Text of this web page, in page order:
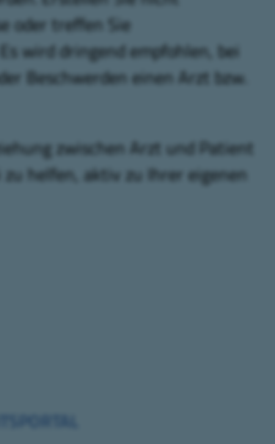
oder treffen Sie
wird dringend empfohlen, bei
Beschwerden einen Arzt bzw.
zwischen Arzt und Patient
helfen, aktiv zu Ihrer eigenen